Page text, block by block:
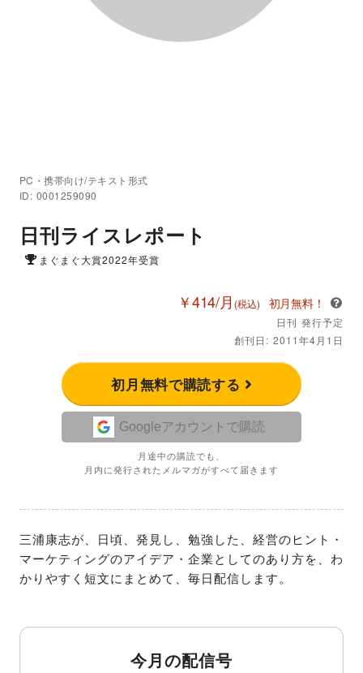
PC・携帯向け/テキスト形式
ID: 0001259090
日刊ライスレポート
まぐまぐ大賞2022年受賞
￥414/月 (税込) 初月無料！
日刊 発行予定
創刊日: 2011年4月1日
初月無料で購読する
Googleアカウントで購読
月途中の購読でも、
月内に発行されたメルマガがすべて届きます
三浦康志が、日頃、発見し、勉強した、経営のヒント・
マーケティングのアイデア・企業としてのあり方を、わ
かりやすく短文にまとめて、毎日配信します。
今月の配信号